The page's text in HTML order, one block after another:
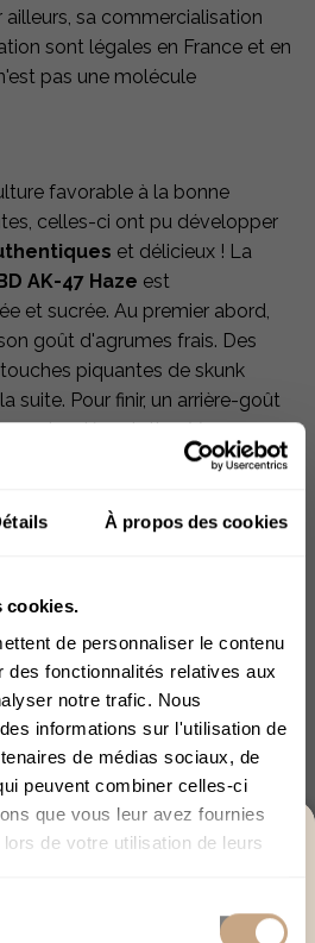
À propos des cookies
cookies.
de personnaliser le contenu
des fonctionnalités relatives aux
notre trafic. Nous
informations sur l'utilisation de
de médias sociaux, de
peuvent combiner celles-ci
que vous leur avez fournies
de votre utilisation de leurs
AUX +18
sa commercialisation
sont légales en France et en
pas une molécule
favorable à la bonne
celles-ci ont pu développer
et délicieux ! La
AK-47 Haze est
et sucrée. Au premier abord,
goût d'agrumes frais. Des
piquantes de skunk
suite. Pour finir, un arrière-goût
votre dégustation. Vous
odeur boiséeau cours de
conseillés :
frémissante (l'eau bouillante
ajoutez vos fleurs émiettées
dans l'infuseur de votre choix.
un corps gras (du lait
Laissez ensuite infuser
herbes dans vos
afin d'apporter de nouvelles
matériel adapté, vous pouvez